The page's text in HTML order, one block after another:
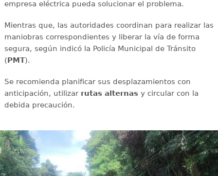
empresa eléctrica pueda solucionar el problema.
Mientras que, las autoridades coordinan para realizar las
maniobras correspondientes y liberar la vía de forma
segura, según indicó la Policía Municipal de Tránsito
( PMT).
Se recomienda planificar sus desplazamientos con
anticipación, utilizar rutas alternasy circular con la
debida precaución.